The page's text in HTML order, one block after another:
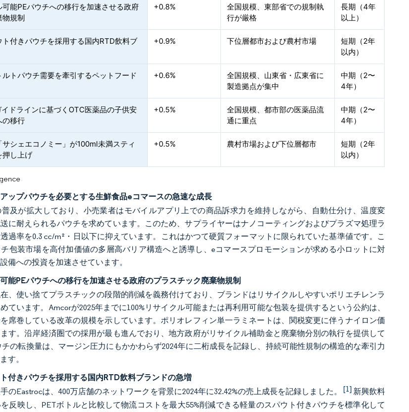
能PEパウチへの移行を加速させる政府
物規制
+0.8%
全国規模、東部省での規制執
行が厳格
長期（4年
以上）
付きパウチを採用する国内RTD飲料ブ
+0.9% 下位層都市および農村市場
短期（2年
以内）
トパウチ需要を牽引するペットフード
+0.6%
全国規模、山東省・広東省に
製造拠点が集中
中期（2〜
4年）
ドラインに基づくOTC医薬品の子供安
の移行
+0.5%
全国規模、都市部の医薬品流
通に重点
中期（2〜
4年）
シェエコノミー」が100ml未満スティ
押し上げ
+0.5% 農村市場および下位層都市
短期（2年
以内）
ップパウチを必要とする生鮮食品eコマースの急速な成長
及が拡大しており、小売業者はモバイルアプリ上での商品訴求力を維持しながら、自動仕分け、温度変
に耐えられるパウチを求めています。このため、サプライヤーはナノコーティングおよびプラズマ処理ラ
過率を0.3 cc/m²・日以下に抑えています。これはかつて硬質フォーマットに限られていた基準値です。こ
包装市場を高付加価値の多層高バリア構造へと誘導し、eコマースプロモーションが求める小ロットに対
備への投資を加速させています。
能PEパウチへの移行を加速させる政府のプラスチック廃棄物規制
、使い捨てプラスチックの段階的削減を義務付けており、ブランドはリサイクルしやすいポリエチレンラ
ています。Amcorが2025年までに100%リサイクル可能または再利用可能な包装を提供するという公約は、
席巻している改革の規模を示しています。ポリオレフィン単一ラミネートは、関税変更に伴うナイロン価
す。沿岸経済圏での採用が最も進んでおり、地方政府がリサイクル補助金と廃棄物分別の執行を提供して
の転換量は、マージン圧力にもかかわらず2024年に二桁成長を記録し、持続可能性規制の構造的な牽引力
す。
付きパウチを採用する国内RTD飲料ブランドの急増
のEastrocは、400万店舗のネットワークを背景に2024年に32.42%の売上成長を記録しました。 [1]新興飲料
反映し、PETボトルと比較して物流コストを最大55%削減できる軽量のスパウト付きパウチを標準化して